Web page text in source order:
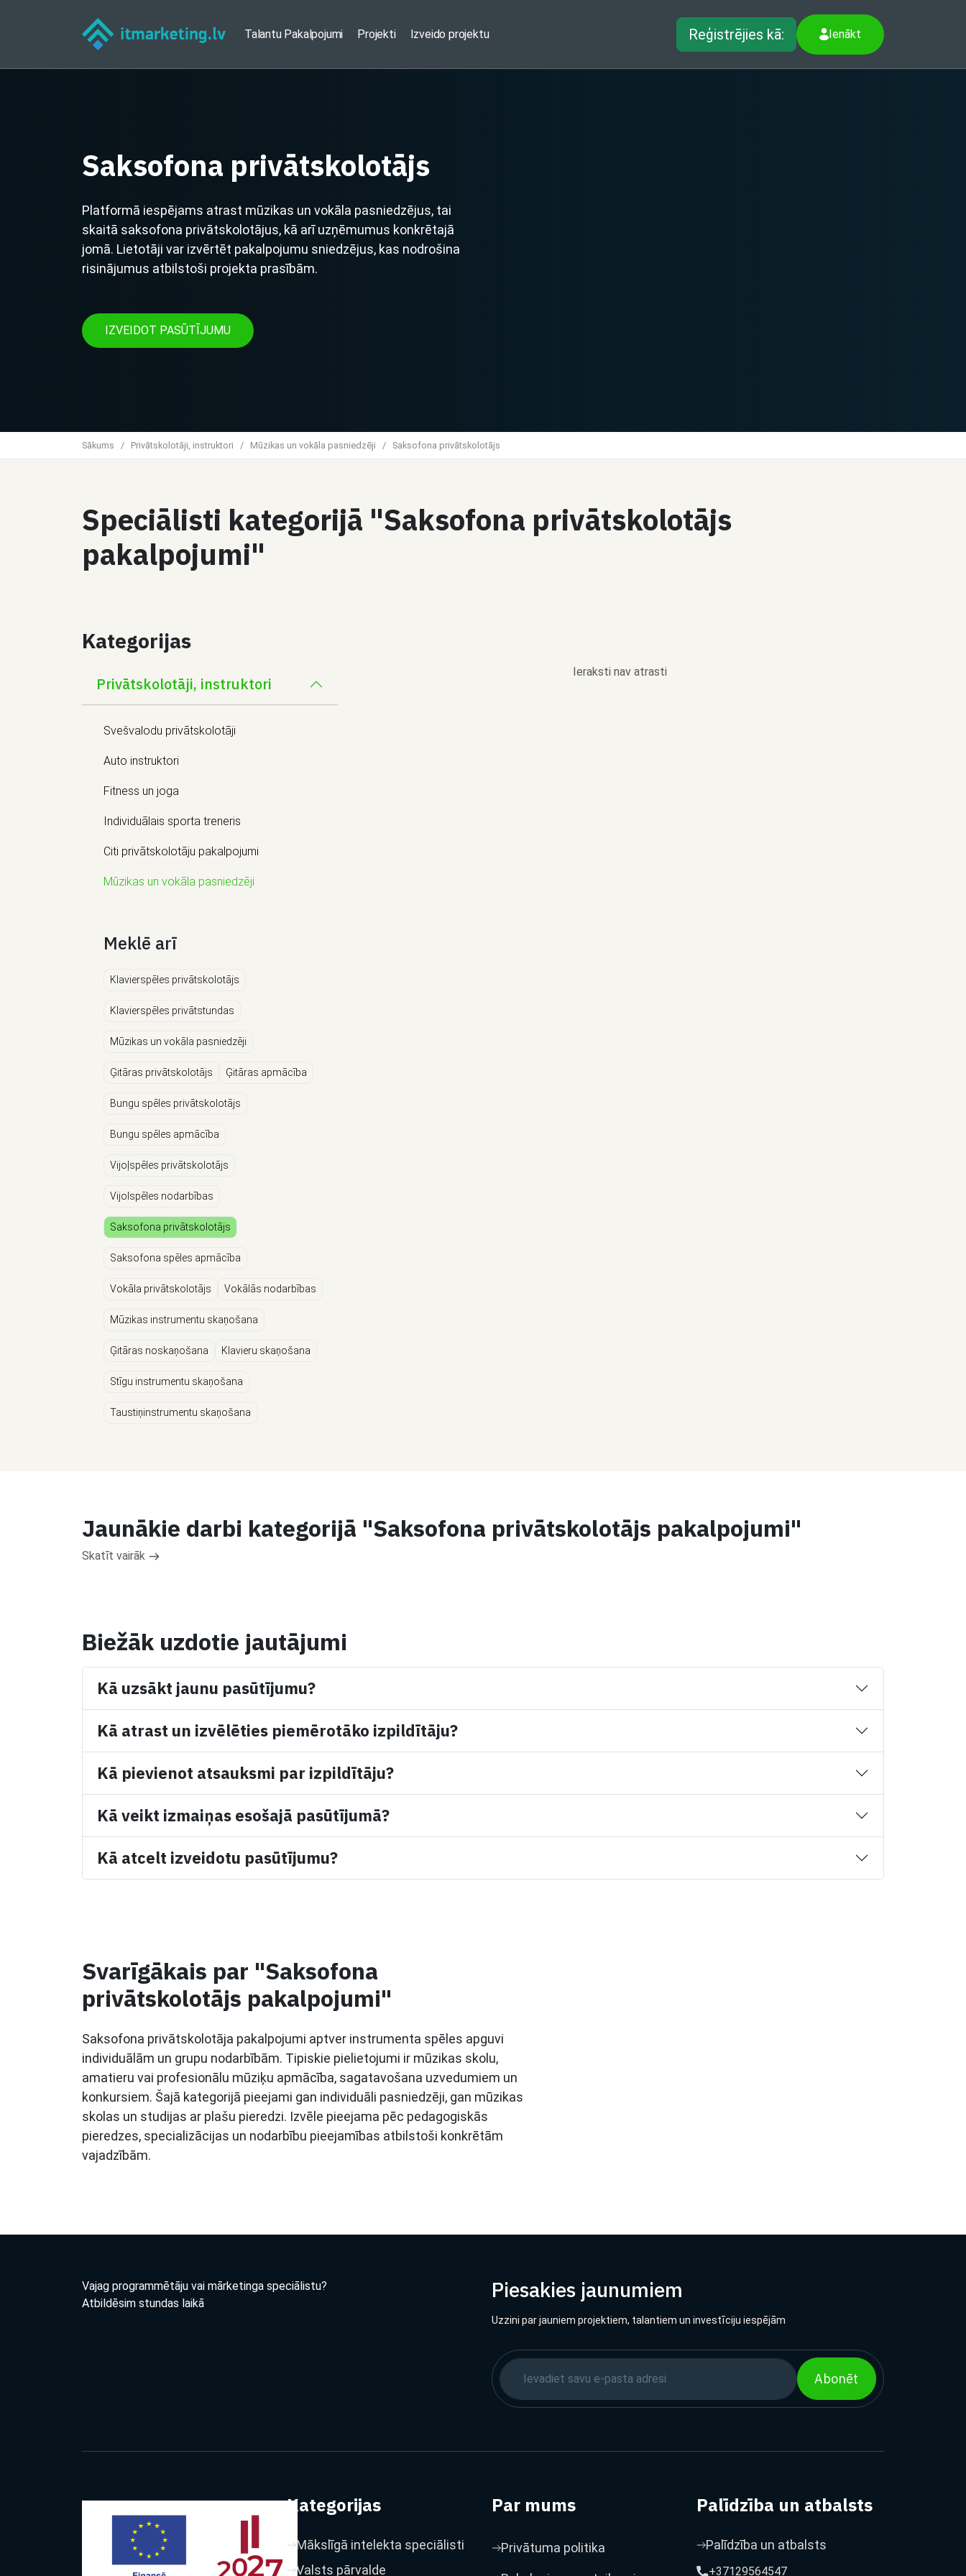
Talantu Pakalpojumi Projekti Izveido projektu Reģistrējies kā: Ienākt
Saksofona privātskolotājs
Platformā iespējams atrast mūzikas un vokāla pasniedzējus, tai
skaitā saksofona privātskolotājus, kā arī uzņēmumus konkrētajā
jomā. Lietotāji var izvērtēt pakalpojumu sniedzējus, kas nodrošina
risinājumus atbilstoši projekta prasībām.
IZVEIDOT PASŪTĪJUMU
Sākums / Privātskolotāji, instruktori / Mūzikas un vokāla pasniedzēji / Saksofona privātskolotājs
Speciālisti kategorijā "Saksofona privātskolotājs
pakalpojumi"
Kategorijas
Privātskolotāji, instruktori
Svešvalodu privātskolotāji
Auto instruktori
Fitness un joga
Individuālais sporta treneris
Citi privātskolotāju pakalpojumi
Mūzikas un vokāla pasniedzēji
Meklē arī
Klavierspēles privātskolotājs
Klavierspēles privātstundas
Mūzikas un vokāla pasniedzēji
Ģitāras privātskolotājs Ģitāras apmācība
Bungu spēles privātskolotājs
Bungu spēles apmācība
Vijoļspēles privātskolotājs
Vijolspēles nodarbības
Saksofona privātskolotājs
Saksofona spēles apmācība
Vokāla privātskolotājs Vokālās nodarbības
Mūzikas instrumentu skaņošana
Ģitāras noskaņošana Klavieru skaņošana
Stīgu instrumentu skaņošana
Taustiņinstrumentu skaņošana
Ieraksti nav atrasti
Jaunākie darbi kategorijā "Saksofona privātskolotājs pakalpojumi"
Skatīt vairāk
Biežāk uzdotie jautājumi
Kā uzsākt jaunu pasūtījumu?
Kā atrast un izvēlēties piemērotāko izpildītāju?
Kā pievienot atsauksmi par izpildītāju?
Kā veikt izmaiņas esošajā pasūtījumā?
Kā atcelt izveidotu pasūtījumu?
Svarīgākais par "Saksofona
privātskolotājs pakalpojumi"
Saksofona privātskolotāja pakalpojumi aptver instrumenta spēles apguvi
individuālām un grupu nodarbībām. Tipiskie pielietojumi ir mūzikas skolu,
amatieru vai profesionālu mūziķu apmācība, sagatavošana uzvedumiem un
konkursiem. Šajā kategorijā pieejami gan individuāli pasniedzēji, gan mūzikas
skolas un studijas ar plašu pieredzi. Izvēle pieejama pēc pedagogiskās
pieredzes, specializācijas un nodarbību pieejamības atbilstoši konkrētām
vajadzībām.
Vajag programmētāju vai mārketinga speciālistu?
Atbildēsim stundas laikā
Piesakies jaunumiem
Uzzini par jauniem projektiem, talantiem un investīciju iespējām
Abonēt
Kategorijas
Mākslīgā intelekta speciālisti
Valsts pārvalde
Par mums
Privātuma politika
Palīdzība un atbalsts
Palīdzība un atbalsts
+37129564547